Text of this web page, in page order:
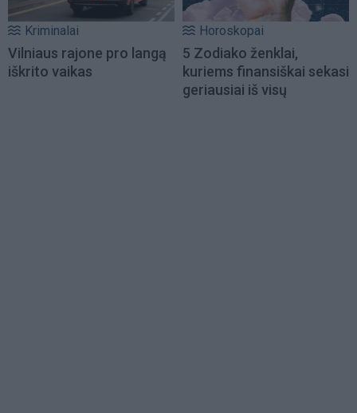
Kriminalai
Vilniaus rajone pro langą
iškrito vaikas
Horoskopai
5 Zodiako ženklai,
kuriems finansiškai sekasi
geriausiai iš visų